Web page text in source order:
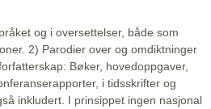
og i oversettelser, både som
2) Parodier over og omdiktninger
Bøker, hovedoppgaver,
i tidsskrifter og
inkludert. I prinsippet ingen nasjonal